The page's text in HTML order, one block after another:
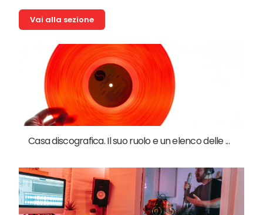
Vai alla sezione
Casa discografica. Il suo ruolo e un elenco delle ...